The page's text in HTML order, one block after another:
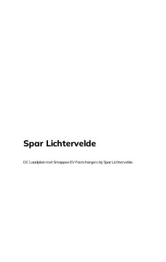
Spar Lichtervelde
DC Laadplein met Smappee EV Fastchargers bij Spar Lichtervelde.